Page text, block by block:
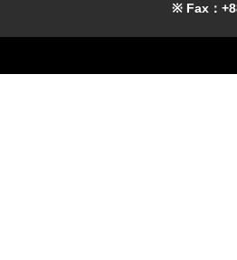
※ Fax：